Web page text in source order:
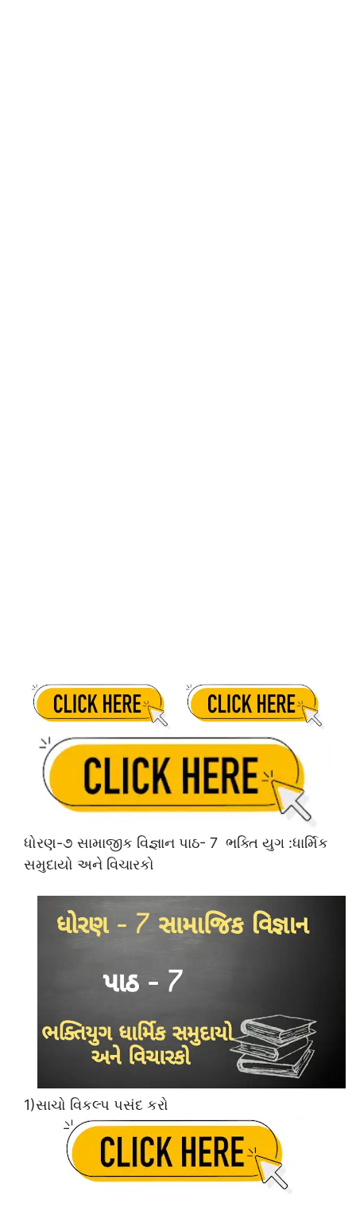
ધોરણ-૭ સામાજીક વિજ્ઞાન પાઠ- 7 ભક્તિ યુગ :ધાર્મિક
સમુદાયો અને વિચારકો
1)સાચો વિકલ્પ પસંદ કરો